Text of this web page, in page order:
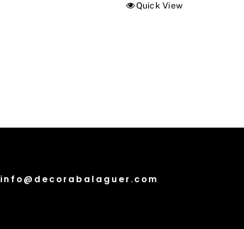
Quick View
info@decorabalaguer.com